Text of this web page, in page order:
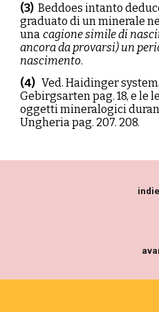
(3) Beddoes intanto
graduato di un minerale
una cagione simile di
ancora da provarsi) un
nascimento.
(4) Ved. Haidinger
Gebirgsarten pag. 18, e le
oggetti mineralogici
Ungheria pag. 207. 208.